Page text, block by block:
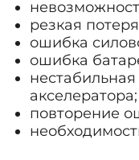
резкая
ошибка
ошибка
акселератора;
повторение